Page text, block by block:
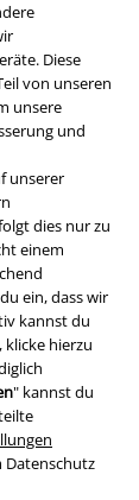
Diese
von unseren
unsere
und
unserer
dies nur zu
einem
ein, dass wir
kannst du
hierzu
" kannst du